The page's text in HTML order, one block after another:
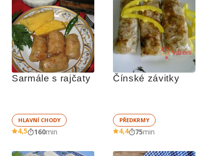
Sarmále s rajčaty
HLAVNÍ CHODY
4,5 160min
Čínské závitky
PŘEDKRMY
4,4 75min